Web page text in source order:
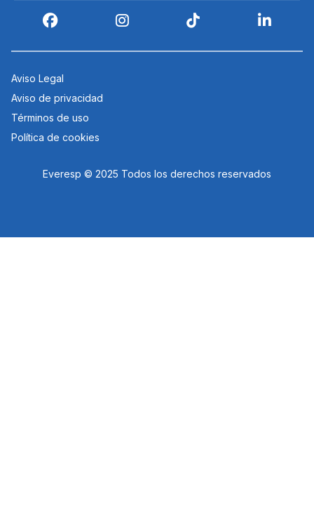
Aviso Legal
Aviso de privacidad
Términos de uso
Política de cookies
Everesp © 2025 Todos los derechos reservados